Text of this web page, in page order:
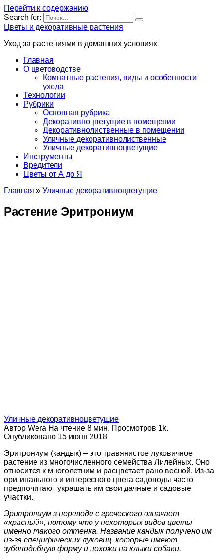
Перейти к содержанию
Search for:
Цветы и декоративные растения
Уход за растениями в домашних условиях
Главная
О цветоводстве
Комнатные растения, виды и особенности
ухода
Технологии
Рубрики
Основная рубрика
Декоративноцветущие в помещении
Декоративнолиственные в помещении
Уличные декоративнолиственные
Уличные декоративноцветущие
Инструменты
Вредители
Цветы от А до Я
Главная » Уличные декоративноцветущие
Растение Эритрониум
Уличные декоративноцветущие
Автор Wera На чтение 8 мин. Просмотров 1k.
Опубликовано 15 июня 2018
Эритрониум (кандык) – это травянистое луковичное
растение из многочисленного семейства Лилейных. Оно
относится к многолетним и расцветает рано весной. Из-за
оригинального и интересного цвета садоводы часто
предпочитают украшать им свои дачные и садовые
участки.
Эритрониум в переводе с греческого означает
«красный», потому что у некоторых видов цветы
именно такого оттенка. Название кандык получено им
из-за специфических луковиц, которые имеют
зубоподобную форму и похожи на клыки собаки.